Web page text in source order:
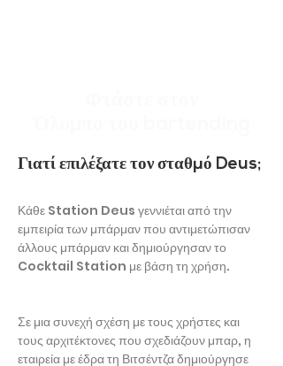
Γιατί επιλέξατε τον σταθμό Deus;
Κάθε Station Deus γεννιέται από την
εμπειρία των μπάρμαν που αντιμετώπισαν
άλλους μπάρμαν και δημιούργησαν το
Cocktail Station με βάση τη χρήση.
Σε μια συνεχή σχέση με τους χρήστες και
τους αρχιτέκτονες που σχεδιάζουν μπαρ, η
εταιρεία με έδρα τη Βιτσέντζα δημιούργησε